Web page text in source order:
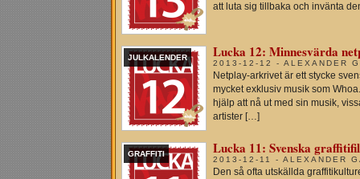
att luta sig tillbaka och invänta
JULKALENDER Lucka 12: Minnesvärda
2013-12-12 - ALEXANDER
Netplay-arkrivet är ett stycke
mycket exklusiv musik som
hjälp att nå ut med sin musik,
artister […]
GRAFFITI Lucka 11: Svenska
2013-12-11 - ALEXANDER
Den så ofta utskällda